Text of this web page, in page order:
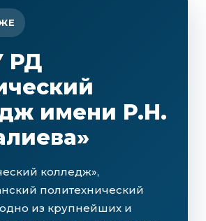
РД
имени Р.Н.
колледж»,
политехнический
из крупнейших и